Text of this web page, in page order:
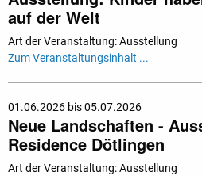
auf der Welt
Art der Veranstaltung: Ausstellung
Zum Veranstaltungsinhalt ...
01.06.2026 bis 05.07.2026
Neue Landschaften -
Residence Dötlingen
Art der Veranstaltung: Ausstellung